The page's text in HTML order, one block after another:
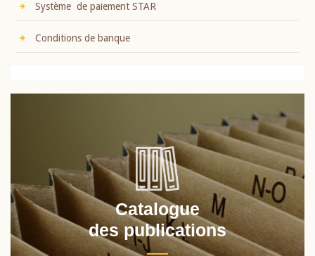
Système de paiement STAR
Conditions de banque
Catalogue
des publications